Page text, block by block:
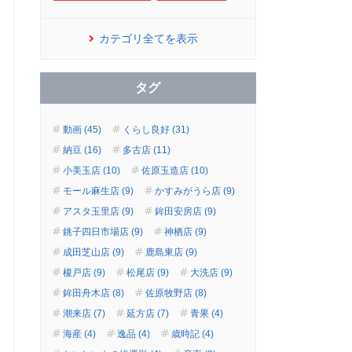
カテゴリ全てを表示
タグ
動画 (45)
くらし良好 (31)
納豆 (16)
多古店 (11)
小美玉店 (10)
佐原玉造店 (10)
モール麻生店 (9)
かすみがうら店 (9)
アスタ玉里店 (9)
鉾田安房店 (9)
銚子四日市場店 (9)
神栖店 (9)
成田芝山店 (9)
鹿島東店 (9)
榎戸店 (9)
松尾店 (9)
大洗店 (9)
鉾田舟木店 (8)
佐原牧野店 (8)
潮来店 (7)
延方店 (7)
青果 (4)
海産 (4)
逸品 (4)
歳時記 (4)